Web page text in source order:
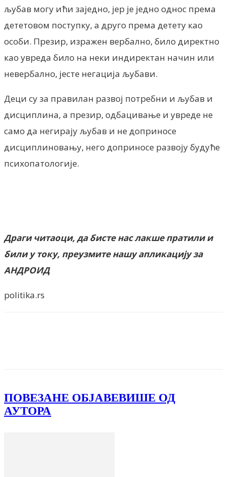
љубав могу ићи заједно, јер је једно однос према
дететовом поступку, а друго према детету као
особи. Презир, изражен вербално, било директно
као увреда било на неки индиректан начин или
невербално, јесте негација љубави.
Деци су за правилан развој потребни и љубав и
дисциплина, а презир, одбацивање и увреде не
само да негирају љубав и не доприносе
дисциплиновању, него доприносе развоју будуће
психопатологије.
Драги читаоци, да бисте нас лакше пратили и
били у току, преузмите нашу апликацију за
АНДРОИД
politika.rs
ПОВЕЗАНЕ ОБЈАВЕВИШЕ ОД
АУТОРА